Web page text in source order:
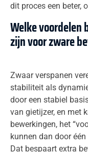
dit proces een beter,
Welke voordelen
zijn voor zware
Zwaar verspanen
stabiliteit als
door een stabiel
van gietijzer, en met
bewerkingen, het
kunnen dan door
Dat bespaart extra